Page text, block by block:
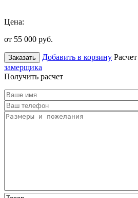
Цена:
от 55 000 руб.
Заказать Добавить в корзину
замерщика
Получить расчет